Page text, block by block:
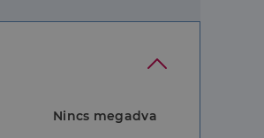
Nincs megadva